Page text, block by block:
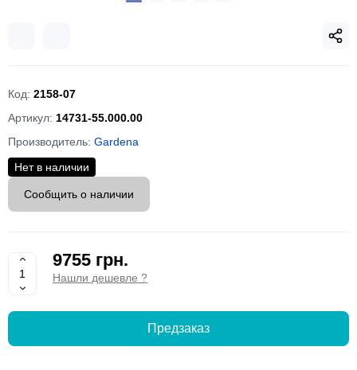
Код: 2158-07
Артикул: 14731-55.000.00
Производитель: Gardena
Нет в наличии
Сообщить о наличии
9755 грн.
Нашли дешевле ?
Предзаказ